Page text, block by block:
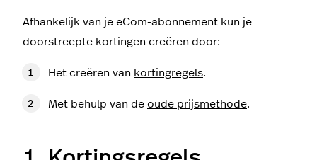
Afhankelijk van je eCom-abonnement kun je
doorstreepte kortingen creëren door:
Het creëren van kortingregels.
Met behulp van de oude prijsmethode.